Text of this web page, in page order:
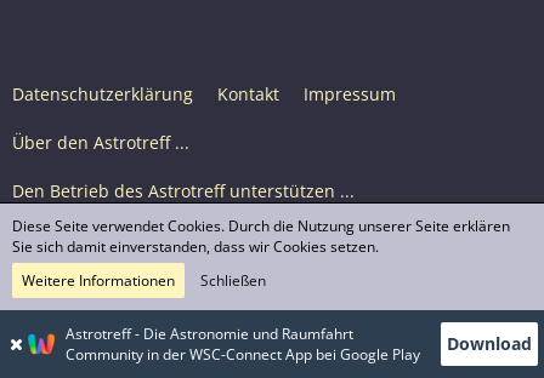
Datenschutzerklärung Kontakt Impressum
Über den Astrotreff ...
Den Betrieb des Astrotreff unterstützen ...
Nutzungsbedingungen
© Astrotreff 2001-2026, lizenziert unter CC BY-SA,
sofern für einzelne Inhalte nicht anders angegeben
Astrotreff - Die Astronomie und Raumfahrt
Community in der WSC-Connect App bei Google Play
Download
Diese Seite verwendet Cookies. Durch die Nutzung unserer Seite erklären
Sie sich damit einverstanden, dass wir Cookies setzen.
Weitere Informationen
Schließen